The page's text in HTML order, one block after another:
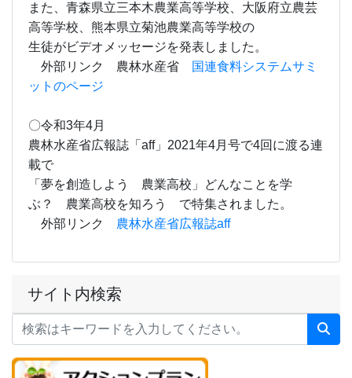
サイト内検索
また、青森県立三本木農業高等学校、大阪府立農芸
高等学校、熊本県立菊池農業高等学校の
生徒がビデオメッセージを発表しました。
外部リンク 農林水産省
国連食料システムサミ
ットのページ
〇令和3年4月
農林水産省広報誌「aff」2021年4月号で4回に渡る連
載で
「夢を創造しよう 農業高校」どんなことを学
ぶ？ 農業高校を知ろう で特集されました。
外部リンク 農林水産省広報誌aff